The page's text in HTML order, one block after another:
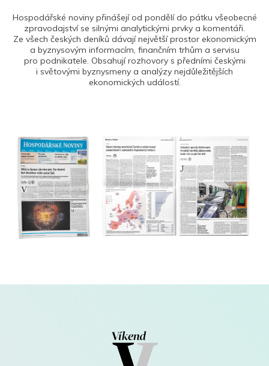
Hospodářské noviny přinášejí od pondělí do pátku všeobecné
zpravodajství se silnými analytickými prvky a komentáři.
Ze všech českých deníků dávají největší prostor ekonomickým
a byznysovým informacím, finančním trhům a servisu
pro podnikatele. Obsahují rozhovory s předními českými
i světovými byznysmeny a analýzy nejdůležitějších
ekonomických událostí.